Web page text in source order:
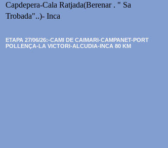
Capdepera-Cala Ratjada(Berenar . " Sa
Trobada"..)- Inca
ETAPA 27/06/26:-CAMI DE CAIMARI-CAMPANET-PORT
POLLENÇA-LA VICTORI-ALCUDIA-INCA 80 KM